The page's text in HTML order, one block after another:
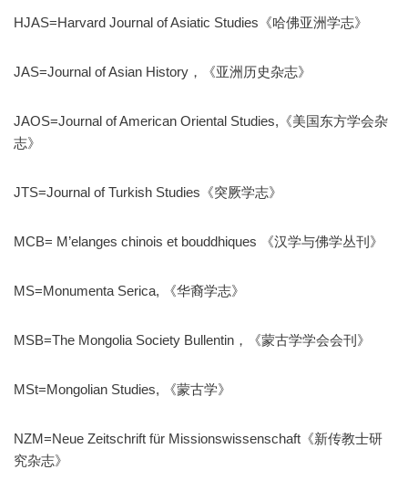
HJAS=Harvard Journal of Asiatic Studies《哈佛亚洲学志》
JAS=Journal of Asian History，《亚洲历史杂志》
JAOS=Journal of American Oriental Studies,《美国东方学会杂
志》
JTS=Journal of Turkish Studies《突厥学志》
MCB= M’elanges chinois et bouddhiques 《汉学与佛学丛刊》
MS=Monumenta Serica, 《华裔学志》
MSB=The Mongolia Society Bullentin，《蒙古学学会会刊》
MSt=Mongolian Studies, 《蒙古学》
NZM=Neue Zeitschrift für Missionswissenschaft《新传教士研
究杂志》